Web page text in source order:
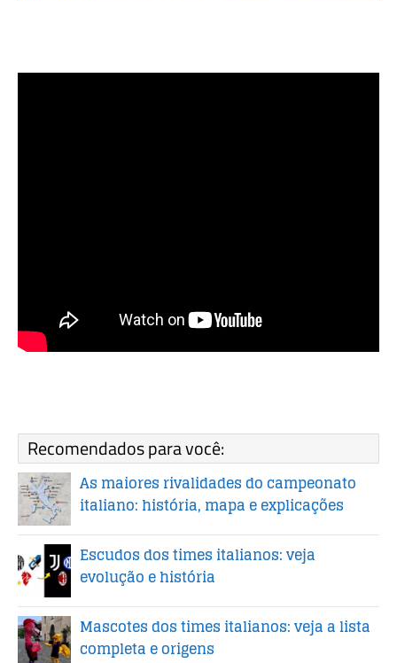
Recomendados para você:
As maiores rivalidades do campeonato
italiano: história, mapa e explicações
Escudos dos times italianos: veja
evolução e história
Mascotes dos times italianos: veja a lista
completa e origens